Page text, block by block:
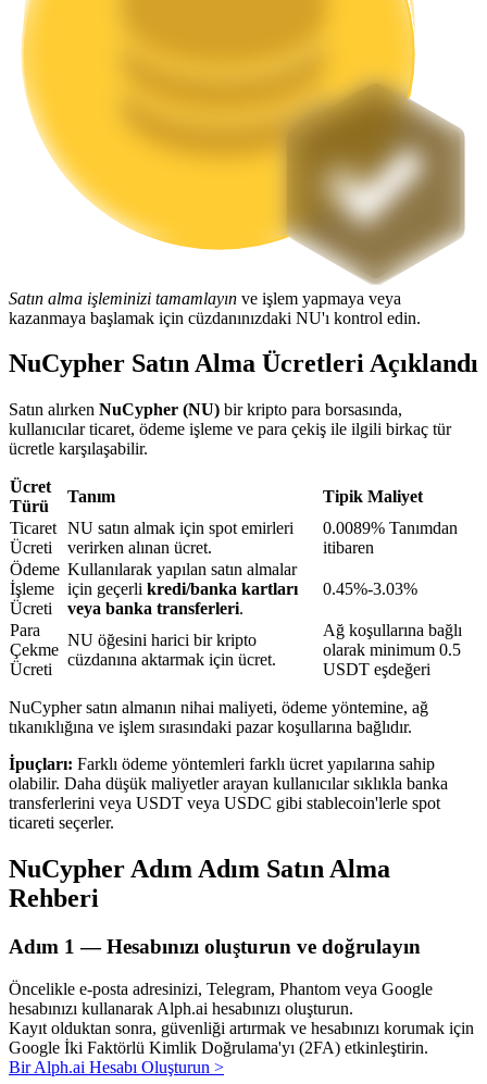
Launchpool
BTR Kilitleme
BTR sahiplerine özel yatırımlar
Krediler
Otomatik Yatırım
Satın alma işleminizi tamamlayın ve işlem yapmaya veya
kazanmaya başlamak için cüzdanınızdaki NU'ı kontrol edin.
NuCypher Satın Alma Ücretleri Açıklandı
Satın alırken NuCypher (NU) bir kripto para borsasında,
kullanıcılar ticaret, ödeme işleme ve para çekiş ile ilgili birkaç tür
ücretle karşılaşabilir.
Ücret
Türü
Tanım
Tipik Maliyet
Ticaret
Ücreti
NU satın almak için spot emirleri
verirken alınan ücret.
0.0089% Tanımdan
itibaren
Ödeme
İşleme
Ücreti
Kullanılarak yapılan satın almalar
için geçerli kredi/banka kartları
veya banka transferleri.
0.45%-3.03%
Para
Çekme
Ücreti
NU öğesini harici bir kripto
cüzdanına aktarmak için ücret.
Ağ koşullarına bağlı
olarak minimum 0.5
USDT eşdeğeri
NuCypher satın almanın nihai maliyeti, ödeme yöntemine, ağ
tıkanıklığına ve işlem sırasındaki pazar koşullarına bağlıdır.
İpuçları: Farklı ödeme yöntemleri farklı ücret yapılarına sahip
olabilir. Daha düşük maliyetler arayan kullanıcılar sıklıkla banka
transferlerini veya USDT veya USDC gibi stablecoin'lerle spot
ticareti seçerler.
NuCypher Adım Adım Satın Alma
Rehberi
Adım 1 —Hesabınızı oluşturun ve doğrulayın
Öncelikle e-posta adresinizi, Telegram, Phantom veya Google
hesabınızı kullanarak Alph.ai hesabınızı oluşturun.
Kayıt olduktan sonra, güvenliği artırmak ve hesabınızı korumak için
Google İki Faktörlü Kimlik Doğrulama'yı (2FA) etkinleştirin.
Bir Alph.ai Hesabı Oluşturun >